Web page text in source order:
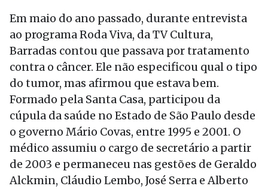
Em maio do ano passado, durante entrevista
ao programa Roda Viva, da TV Cultura,
Barradas contou que passava por tratamento
contra o câncer. Ele não especificou qual o tipo
do tumor, mas afirmou que estava bem.
Formado pela Santa Casa, participou da
cúpula da saúde no Estado de São Paulo desde
o governo Mário Covas, entre 1995 e 2001. O
médico assumiu o cargo de secretário a partir
de 2003 e permaneceu nas gestões de Geraldo
Alckmin, Cláudio Lembo, José Serra e Alberto